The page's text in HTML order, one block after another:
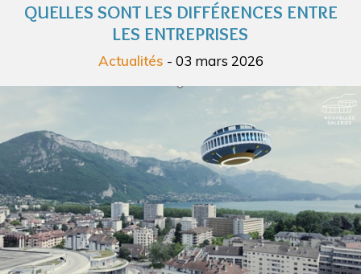
QUELLES SONT LES DIFFÉRENCES ENTRE
LES ENTREPRISES
Actualités - 03 mars 2026